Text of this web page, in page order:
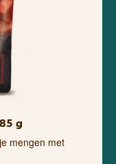
g
mengen met